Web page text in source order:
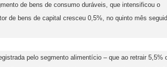
de bens de consumo duráveis, que intensificou o
de bens de capital cresceu 0,5%, no quinto mês
pelo segmento alimentício – que ao retrair 5,5%